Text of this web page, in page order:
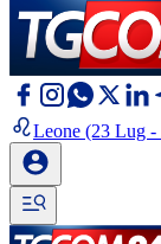
Leone (23 Lug -